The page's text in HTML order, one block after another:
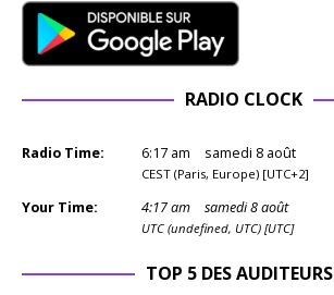
RADIO CLOCK
Radio Time: 6:17 am samedi 8 août
CEST (Paris, Europe) [UTC+2]
Your Time: 4:17am samedi 8 août
UTC (undefined, UTC) [UTC]
TOP 5 DES